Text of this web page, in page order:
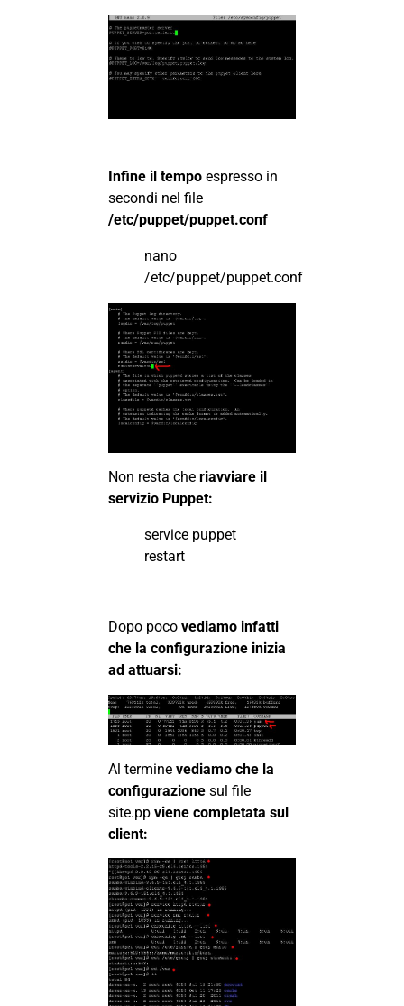
Infine il tempo espresso in
secondi nel file
/etc/puppet/puppet.conf
nano
/etc/puppet/puppet.conf
Non resta che riavviare il
servizio Puppet:
service puppet
restart
Dopo poco vediamo infatti
che la configurazione inizia
ad attuarsi:
Al termine vediamo che la
configurazione sul file
site.pp viene completata sul
client: